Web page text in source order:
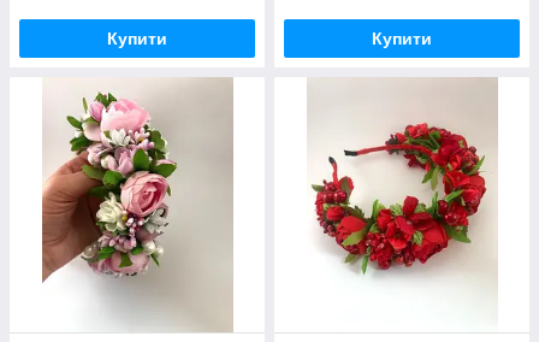
Купити Купити